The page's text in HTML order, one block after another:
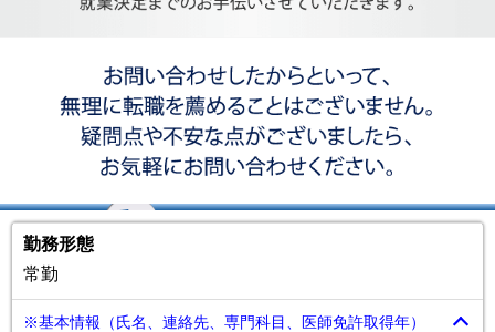
勤務形態
常勤
※基本情報（氏名、連絡先、専門科目、医師免許取得年）